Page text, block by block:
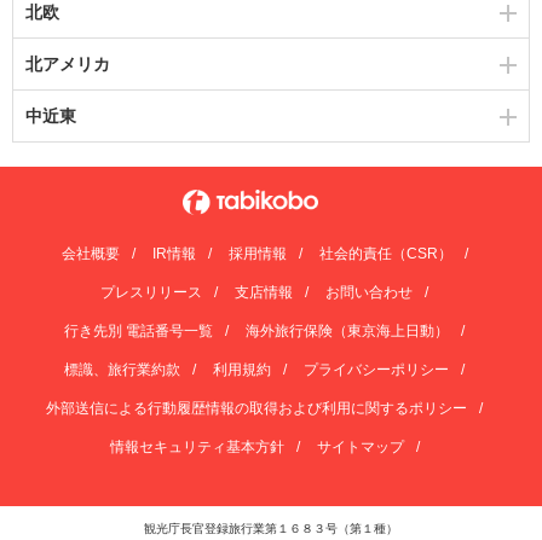
北欧
北アメリカ
中近東
会社概要 IR情報 採用情報 社会的責任（CSR）
プレスリリース 支店情報 お問い合わせ
行き先別 電話番号一覧 海外旅行保険（東京海上日動）
標識、旅行業約款 利用規約 プライバシーポリシー
外部送信による行動履歴情報の取得および利用に関するポリシー
情報セキュリティ基本方針 サイトマップ
観光庁長官登録旅行業第１６８３号（第１種）